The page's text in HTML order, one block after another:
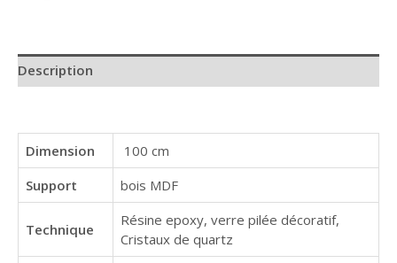
Description
Dimension
100 cm
Support
bois MDF
Technique
Résine epoxy, verre pilée décoratif,
Cristaux de quartz